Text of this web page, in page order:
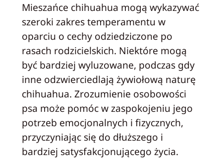
Mieszańce chihuahua mogą wykazywać
szeroki zakres temperamentu w
oparciu o cechy odziedziczone po
rasach rodzicielskich. Niektóre mogą
być bardziej wyluzowane, podczas gdy
inne odzwierciedlają żywiołową naturę
chihuahua. Zrozumienie osobowości
psa może pomóc w zaspokojeniu jego
potrzeb emocjonalnych i fizycznych,
przyczyniając się do dłuższego i
bardziej satysfakcjonującego życia.